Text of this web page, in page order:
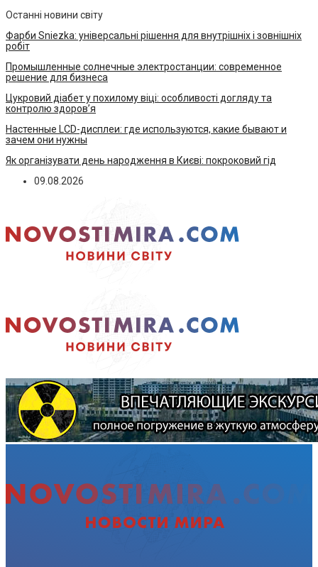
Останні новини світу
Фарби Sniezka: універсальні рішення для внутрішніх і зовнішніх
робіт
Промышленные солнечные электростанции: современное
решение для бизнеса
Цукровий діабет у похилому віці: особливості догляду та
контролю здоров’я
Настенные LCD-дисплеи: где используются, какие бывают и
зачем они нужны
Як організувати день народження в Києві: покроковий гід
09.08.2026